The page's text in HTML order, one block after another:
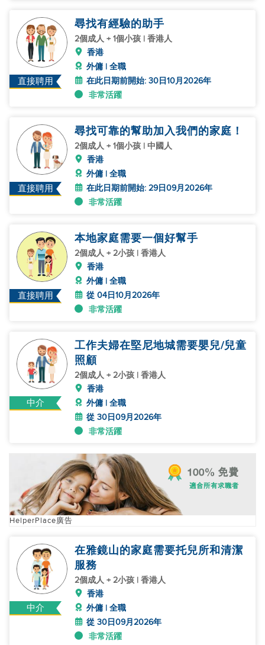
直接聘用
尋找有經驗的助手
2個成人 + 1個小孩 | 香港人
香港
外傭 | 全職
在此日期前開始: 30日10月2026年
非常活躍
直接聘用
尋找可靠的幫助加入我們的家庭！
2個成人 + 1個小孩 | 中國人
香港
外傭 | 全職
在此日期前開始: 29日09月2026年
非常活躍
直接聘用
本地家庭需要一個好幫手
2個成人 + 2小孩 | 香港人
香港
外傭 | 全職
從 04日10月2026年
非常活躍
中介
工作夫婦在堅尼地城需要嬰兒/兒童
照顧
2個成人 + 2小孩 | 香港人
香港
外傭 | 全職
從 30日09月2026年
非常活躍
HelperPlace廣告
中介
在雅鏡山的家庭需要托兒所和清潔
服務
2個成人 + 2小孩 | 香港人
香港
外傭 | 全職
從 30日09月2026年
非常活躍